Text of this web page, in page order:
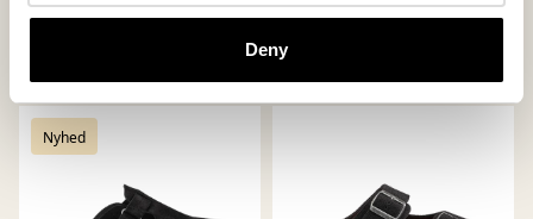
Deny
185 USD
detaljer
Nyhed